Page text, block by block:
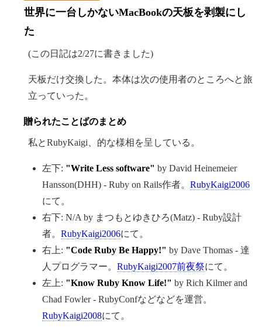
世界に一台しかないMacBookの天板を剥製にし
た
(この日記は2/27に書きました)
天板だけ交換した。本体は次の使用者のところへと旅
立っていった。
贈られたことばのまとめ
私とRubyKaigi、的な様相を呈している。
左下: "Write Less software" by David Heinemeier
Hansson(DHH) - Ruby on Rails作者。 RubyKaigi2006
にて。
右下: N/A by まつもとゆきひろ(Matz) - Ruby設計
者。 RubyKaigi2006にて。
右上: "Code Ruby Be Happy!" by Dave Thomas - 達
人プログラマー。 RubyKaigi2007前夜祭にて。
左上: "Know Ruby Know Life!" by Rich Kilmer and
Chad Fowler - RubyConfなどなどを運営。
RubyKaigi2008にて。